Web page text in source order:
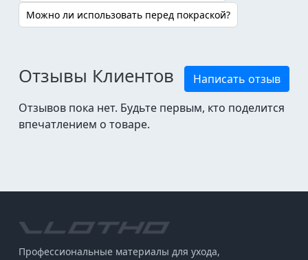
Можно ли использовать перед покраской?
Отзывы Клиентов
Написать отзыв
Отзывов пока нет. Будьте первым, кто поделится
впечатлением о товаре.
Профессиональные материалы для ухода,